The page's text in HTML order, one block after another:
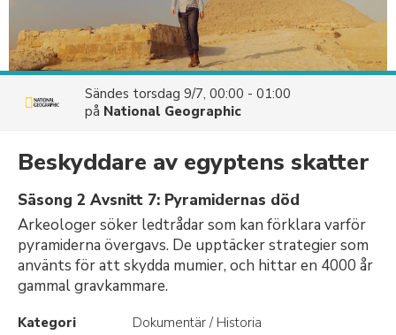
Sändes torsdag 9/7, 00:00 - 01:00
på National Geographic
Beskyddare av egyptens skatter
Säsong 2 Avsnitt 7: Pyramidernas död
Arkeologer söker ledtrådar som kan förklara varför
pyramiderna övergavs. De upptäcker strategier som
använts för att skydda mumier, och hittar en 4000 år
gammal gravkammare.
Kategori
Dokumentär / Historia